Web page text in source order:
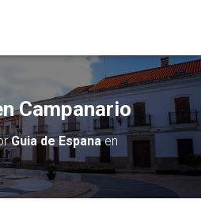
Campanario
Guia de Espanaen